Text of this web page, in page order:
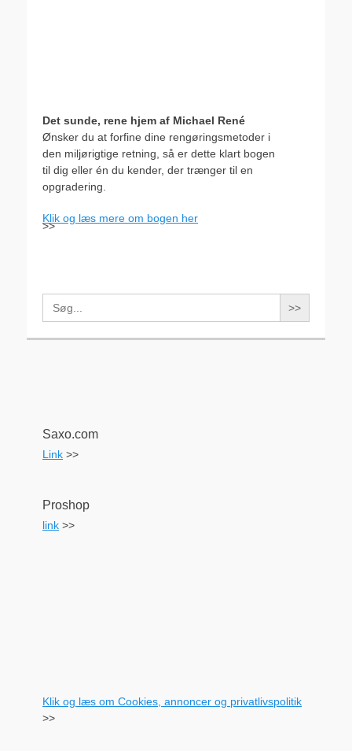
Det sunde, rene hjem af Michael René
Ønsker du at forfine dine rengøringsmetoder i
den miljørigtige retning, så er dette klart bogen
til dig eller én du kender, der trænger til en
opgradering.
Klik og læs mere om bogen her
>>
Search
for:
Saxo.com
Link >>
Proshop
link >>
Klik og læs om Cookies, annoncer og privatlivspolitik
>>